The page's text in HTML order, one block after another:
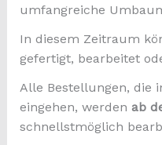
V4A
Shop
|
Menge
umfangreiche
In diesem Zeitraum
gefertigt, bearbeitet
Alle Bestellungen, die
eingehen, werden ab
schnellstmöglich